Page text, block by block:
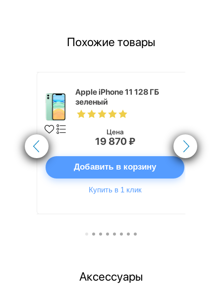
Похожие товары
Apple iPhone 11 128 ГБ
зеленый
Цена
19 870 ₽
Добавить в корзину
Купить в 1 клик
Аксессуары